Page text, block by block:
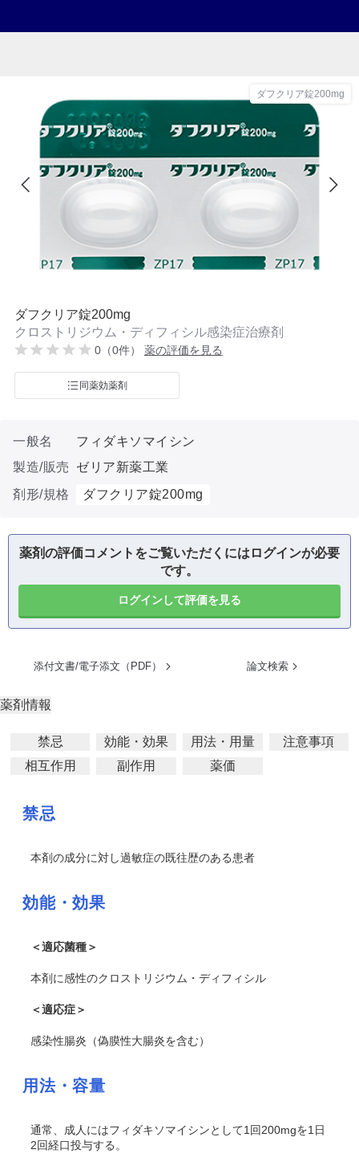
ダフクリア錠200mg
ダフクリア錠200mg
クロストリジウム・ディフィシル感染症治療剤
0（0件） 薬の評価を見る
同薬効薬剤
一般名
フィダキソマイシン
製造/販売
ゼリア新薬工業
剤形/規格
ダフクリア錠200mg
薬剤の評価コメントをご覧いただくにはログインが必要
です。
ログインして評価を見る
添付文書/電子添文（PDF） 論文検索
薬剤情報
禁忌 効能・効果 用法・用量
注意事項
相互作用
副作用 薬価
禁忌
本剤の成分に対し過敏症の既往歴のある患者
効能・効果
＜適応菌種＞
本剤に感性のクロストリジウム・ディフィシル
＜適応症＞
感染性腸炎（偽膜性大腸炎を含む）
用法・容量
通常、成人にはフィダキソマイシンとして1回200mgを1日
2回経口投与する。